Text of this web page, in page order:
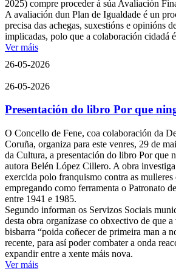
2025) compre proceder á súa Avaliación
A avaliación dun Plan de Igualdade é un
precisa das achegas, suxestións e opinións
implicadas, polo que a colaboración cidadá
Ver máis
26-05-2026
26-05-2026
Presentación do libro Por que
O Concello de Fene, coa colaboración da
Coruña, organiza para este venres, 29 de
da Cultura, a presentación do libro Por que
autora Belén López Cillero. A obra investiga
exercida polo franquismo contra as mulleres
empregando como ferramenta o Patronato
entre 1941 e 1985.
Segundo informan os Servizos Sociais
desta obra organízase co obxectivo de que a
bisbarra “poida coñecer de primeira man a
recente, para así poder combater a onda
expandir entre a xente máis nova.
Ver máis